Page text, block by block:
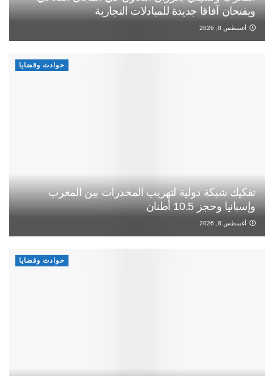
ويفتحان آفاقا جديدة للمبادلات التجارية
أغسطس 8, 2026
حوادث وقضايا
تفكيك شبكة دولية لتهريب المخدرات بين المغرب
وإسبانيا وحجز 10.5 أطنان
أغسطس 8, 2026
حوادث وقضايا